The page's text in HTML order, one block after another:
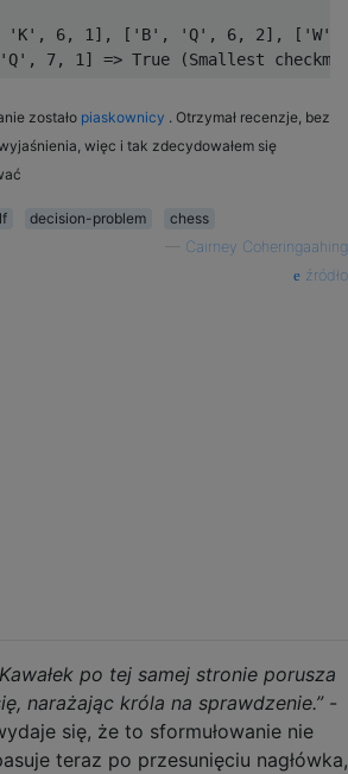
'K', 6, 1], ['B', 'Q', 6, 2], ['W',
zostało piaskownicy . Otrzymał recenzje, bez
więc i tak zdecydowałem się
decision-problem
chess
Cairney Coheringaahing
źródło
po tej samej stronie porusza
narażając króla na sprawdzenie.” -
się, że to sformułowanie nie
teraz po przesunięciu nagłówka,